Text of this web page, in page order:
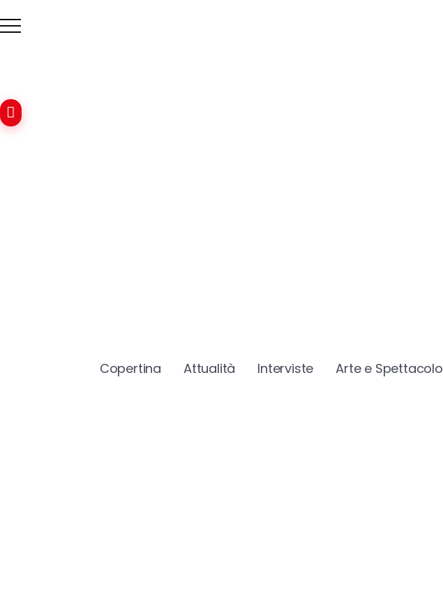
Copertina Attualità Interviste Arte e Spettacolo